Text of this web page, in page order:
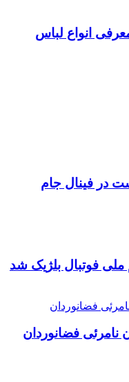
انواع لباس
فینال جام
فوتبال بلژیک شد
فضانوردان